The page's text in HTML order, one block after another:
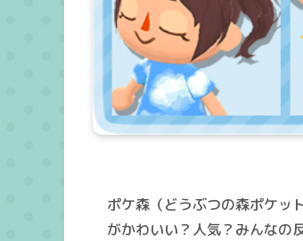
ポケ森（どうぶつの森ポケッ
がかわいい？人気？みんなの